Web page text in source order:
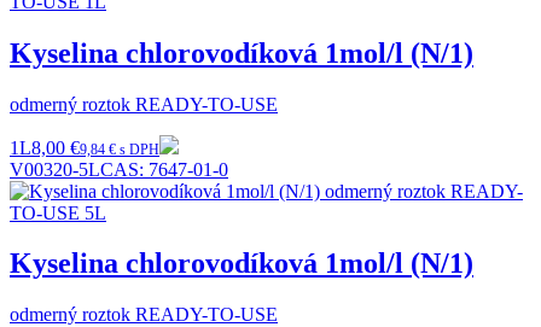
Kyselina chlorovodíková 1mol/l (N/1)
odmerný roztok READY-TO-USE
1L8,00 €9,84 € s DPH
V00320-5LCAS: 7647-01-0
Kyselina chlorovodíková 1mol/l (N/1)
odmerný roztok READY-TO-USE